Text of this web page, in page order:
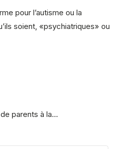
pour l’autisme ou la
soient, «psychiatriques» ou
parents à la…